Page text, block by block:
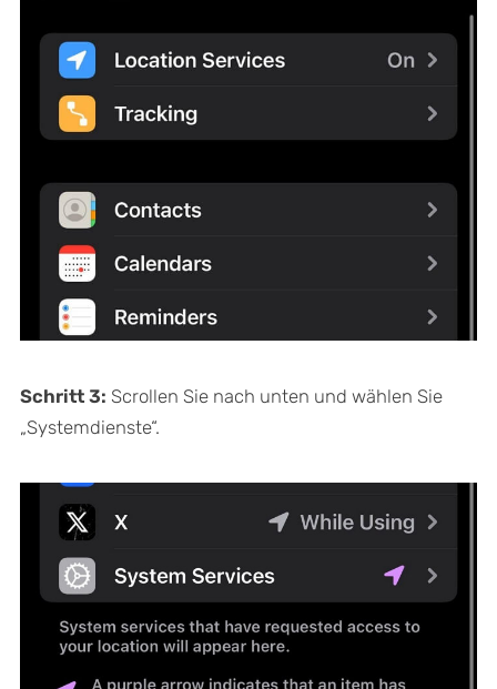
Schritt 3: Scrollen Sie nach unten und wählen Sie
„Systemdienste“.